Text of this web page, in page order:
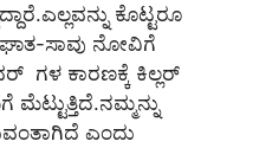
ಕೊಟ್ಟರೂ
ಸಾವು ನೋವಿಗೆ
ಗಳ ಕಾರಣಕ್ಕೆ ಕಿಲ್ಲರ್‌
ಎಂದು